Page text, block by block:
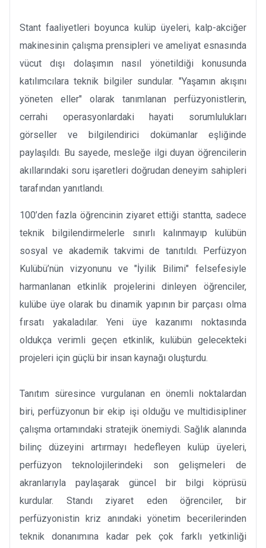
Stant faaliyetleri boyunca kulüp üyeleri, kalp-akciğer
makinesinin çalışma prensipleri ve ameliyat esnasında
vücut dışı dolaşımın nasıl yönetildiği konusunda
katılımcılara teknik bilgiler sundular. "Yaşamın akışını
yöneten eller" olarak tanımlanan perfüzyonistlerin,
cerrahi operasyonlardaki hayati sorumlulukları
görseller ve bilgilendirici dokümanlar eşliğinde
paylaşıldı. Bu sayede, mesleğe ilgi duyan öğrencilerin
akıllarındaki soru işaretleri doğrudan deneyim sahipleri
tarafından yanıtlandı.
100’den fazla öğrencinin ziyaret ettiği stantta, sadece
teknik bilgilendirmelerle sınırlı kalınmayıp kulübün
sosyal ve akademik takvimi de tanıtıldı. Perfüzyon
Kulübü’nün vizyonunu ve "İyilik Bilimi" felsefesiyle
harmanlanan etkinlik projelerini dinleyen öğrenciler,
kulübe üye olarak bu dinamik yapının bir parçası olma
fırsatı yakaladılar. Yeni üye kazanımı noktasında
oldukça verimli geçen etkinlik, kulübün gelecekteki
projeleri için güçlü bir insan kaynağı oluşturdu.
Tanıtım süresince vurgulanan en önemli noktalardan
biri, perfüzyonun bir ekip işi olduğu ve multidisipliner
çalışma ortamındaki stratejik önemiydi. Sağlık alanında
bilinç düzeyini artırmayı hedefleyen kulüp üyeleri,
perfüzyon teknolojilerindeki son gelişmeleri de
akranlarıyla paylaşarak güncel bir bilgi köprüsü
kurdular. Standı ziyaret eden öğrenciler, bir
perfüzyonistin kriz anındaki yönetim becerilerinden
teknik donanımına kadar pek çok farklı yetkinliği